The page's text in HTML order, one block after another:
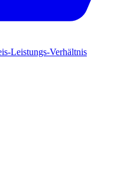
Leistungs-Verhältnis